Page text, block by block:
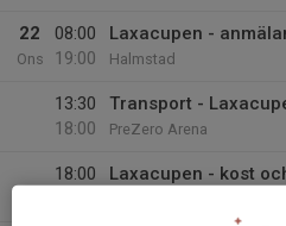
22
Ons
08:00
19:00
Laxacupen -
Halmstad
13:30
18:00
Transport -
PreZero Arena
18:00
Laxacupen - kost